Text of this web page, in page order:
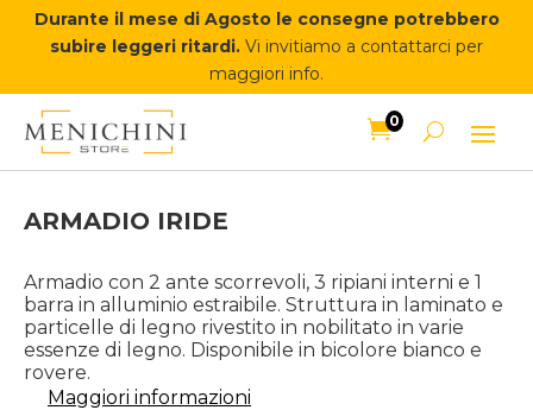
Durante il mese di Agosto le consegne potrebbero
subire leggeri ritardi. Vi invitiamo a contattarci per
maggiori info.
0
ARMADIO IRIDE
Armadio con 2 ante scorrevoli, 3 ripiani interni e 1
barra in alluminio estraibile. Struttura in laminato e
particelle di legno rivestito in nobilitato in varie
essenze di legno. Disponibile in bicolore bianco e
rovere.
Maggiori informazioni